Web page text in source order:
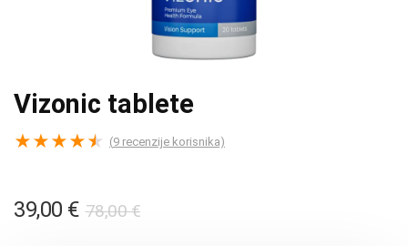
Vizonic tablete
★★★★★ (9 recenzije korisnika)
78,00€Izvorna
39,00 €
Trenutna